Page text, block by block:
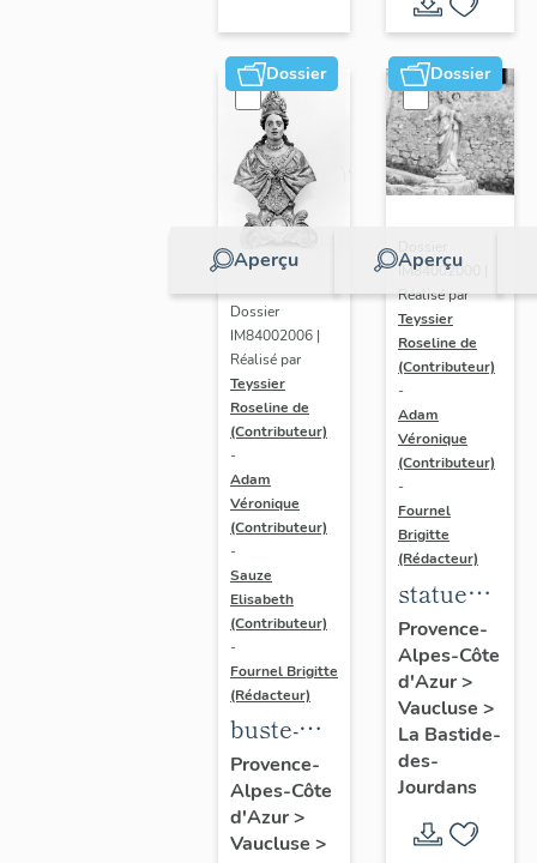
Saint
Marc,
Saint
Paul ;
évêque
recevant
le Saint
avec
Saint
François
d'Assise
et un
chartreux
Dossier
Aperçu
Dossier
IM84002006 |
Réalisé par
Teyssier
Roseline de
(Contributeur)
-
Adam
Véronique
(Contributeur)
-
Sauze
Elisabeth
(Contributeur)
-
Fournel Brigitte
(Rédacteur)
buste-
reliquaire
(2)
Provence-
Alpes-Côte
d'Azur>
Vaucluse >
Dossier
Aperçu
IM84002000 |
Réalisé par
Teyssier
Roseline de
(Contributeur)
-
Adam
Véronique
(Contributeur)
-
Fournel
Brigitte
(Rédacteur)
statue
(demi-
nature) ;
Vierge à
l'Enfant
Provence-
Alpes-Côte
d'Azur>
Vaucluse >
La Bastide-
des-
Jourdans